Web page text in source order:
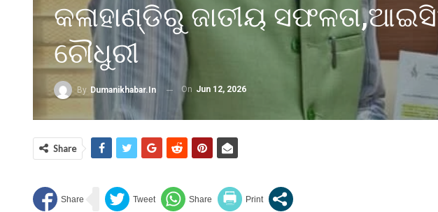
କଳାହାଣ୍ଡିରୁ ଜାତୀୟ
ଚୌଧୁରୀ
By Dumanikhabar.in On Jun 12, 2026
Share